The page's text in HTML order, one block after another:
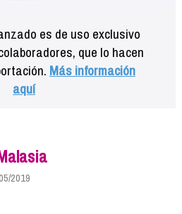
es de uso exclusivo
que lo hacen
Más información
aquí
2019